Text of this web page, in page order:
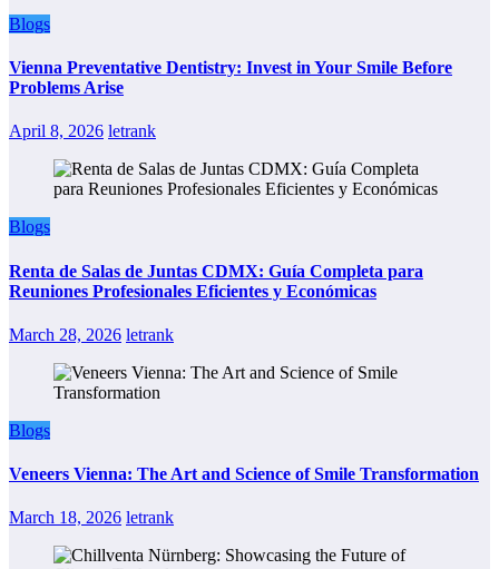
Blogs
Vienna Preventative Dentistry: Invest in Your Smile Before
Problems Arise
April 8, 2026 letrank
Blogs
Renta de Salas de Juntas CDMX: Guía Completa para
Reuniones Profesionales Eficientes y Económicas
March 28, 2026 letrank
Blogs
Veneers Vienna: The Art and Science of Smile Transformation
March 18, 2026 letrank